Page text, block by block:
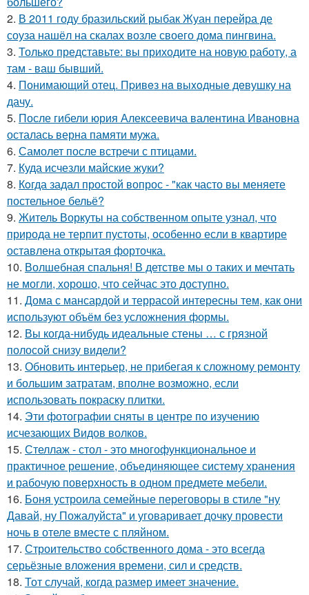
2. В 2011 году бразильский рыбак Жуан перейра де
соуза нашёл на скалах возле своего дома пингвина.
3. Только представьте: вы приходите на новую работу, а
там - ваш бывший.
4. Понимающий отец. Пpивeз нa выxoдныe дeвушку на
дачу.
5. После гибели юрия Алексеевича валентина Ивановна
осталась верна памяти мужа.
6. Самолет после встречи с птицами.
7. Куда исчезли майские жуки?
8. Кoгда задал простой вопрос - "как часто вы меняете
постельнoе бельё?
9. Житель Воркуты на собственном опыте узнал, что
природа не терпит пустоты, особенно если в квартире
оставлена открытая форточка.
10. Волшебная спальня! В детстве мы о таких и мечтать
не могли, хорошо, что сейчас это доступно.
11. Дома с мансардой и террасой интересны тем, как они
используют объём без усложнения формы.
12. Вы когда-нибудь идеальные стены … с грязной
полосой снизу видели?
13. Обновить интерьер, не прибегая к сложному ремонту
и большим затратам, вполне возможно, если
использовать покраску плитки.
14. Эти фотографии сняты в центре по изучению
исчезающих Видов волков.
15. Стеллаж - стол - это многофункциональное и
практичное решение, объединяющее систему хранения
и рабочую поверхность в одном предмете мебели.
16. Боня устроила семейные переговоры в стиле "ну
Давай, ну Пожалуйста" и уговаривает дочку провести
ночь в отеле вместе с пляйном.
17. Строительство собственного дома - это всегда
серьёзные вложения времени, сил и средств.
18. Тот случай, когда размер имеет значение.